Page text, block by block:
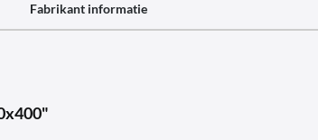
Fabrikant informatie